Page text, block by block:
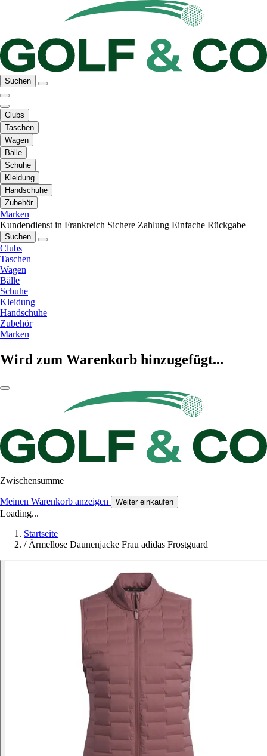
Suchen
Clubs
Taschen
Wagen
Bälle
Schuhe
Kleidung
Handschuhe
Zubehör
Marken
Kundendienst in Frankreich Sichere Zahlung Einfache Rückgabe
Suchen
Clubs
Taschen
Wagen
Bälle
Schuhe
Kleidung
Handschuhe
Zubehör
Marken
Wird zum Warenkorb hinzugefügt...
Zwischensumme
Meinen Warenkorb anzeigen Weiter einkaufen
Loading...
Startseite
/ Ärmellose Daunenjacke Frau adidas Frostguard